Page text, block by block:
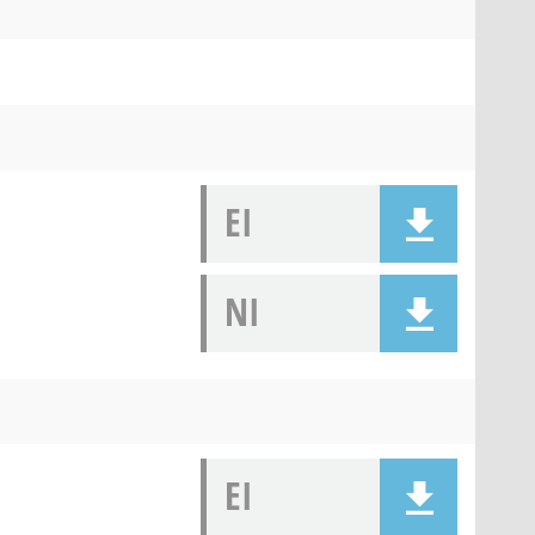
EI
NI
EI